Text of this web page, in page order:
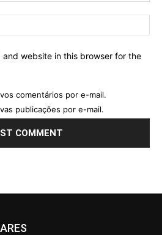
and website in this browser for the
comentários por e-mail.
publicações por e-mail.